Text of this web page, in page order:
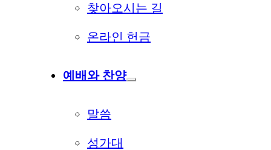
찾아오시는 길
온라인 헌금
예배와 찬양
말씀
성가대